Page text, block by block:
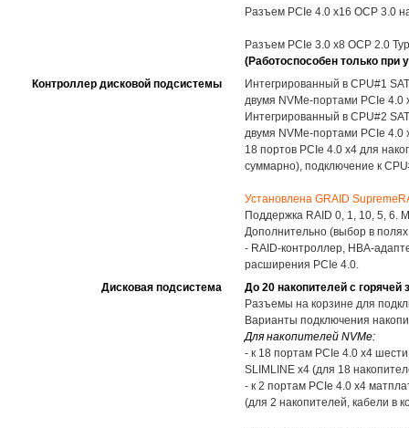
Разъем PCIe 4.0 x16 OCP 3.0
Разъем PCIe 3.0 x8 OCP 2.0
(Работоспособен только при
Контроллер дисковой подсистемы
Интегрированный в CPU#1
двумя NVMe-портами PCIe 4.0
Интегрированный в CPU#2
двумя NVMe-портами PCIe 4.0
18 портов PCIe 4.0 x4 для
суммарно), подключение к
Установлена GRAID
Поддержка RAID 0, 1, 10, 5, 6.
Дополнительно (выбор в
- RAID-контроллер, HBA-
расширения PCIe 4.0.
Дисковая подсистема
До 20 накопителей с горячей
Разъемы на корзине для
Варианты подключения
Для накопителей NVMe:
- к 18 портам PCIe 4.0 x4
SLIMLINE x4 (для 18
- к 2 портам PCIe 4.0 x4
(для 2 накопителей, кабели в